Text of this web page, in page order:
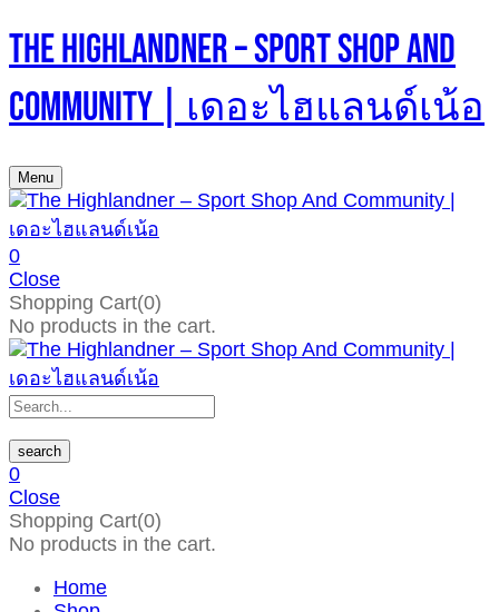
The Highlandner – Sport Shop And
Community | เดอะไฮแลนด์เน้อ
Menu
0
Close
Shopping Cart(0)
No products in the cart.
search
0
Close
Shopping Cart(0)
No products in the cart.
Home